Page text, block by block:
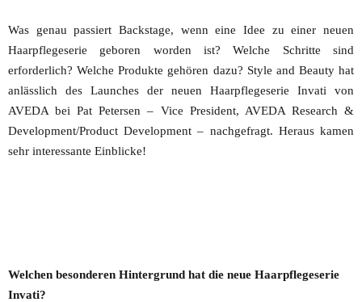
Was genau passiert Backstage, wenn eine Idee zu einer neuen
Haarpflegeserie geboren worden ist? Welche Schritte sind
erforderlich? Welche Produkte gehören dazu? Style and Beauty hat
anlässlich des Launches der neuen Haarpflegeserie Invati von
AVEDA bei Pat Petersen – Vice President, AVEDA Research &
Development/Product Development – nachgefragt. Heraus kamen
sehr interessante Einblicke!
Welchen besonderen Hintergrund hat die neue Haarpflegeserie
Invati?